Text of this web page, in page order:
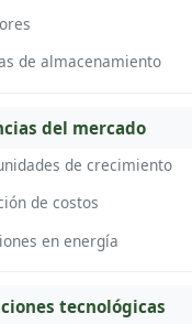
de almacenamiento
del mercado
de crecimiento
de costos
en energía
tecnológicas